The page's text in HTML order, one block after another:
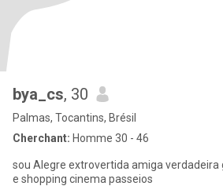
bya_cs, 30
Palmas, Tocantins, Brésil
Cherchant: Homme 30 - 46
sou Alegre extrovertida amiga verdadeira
e shopping cinema passeios